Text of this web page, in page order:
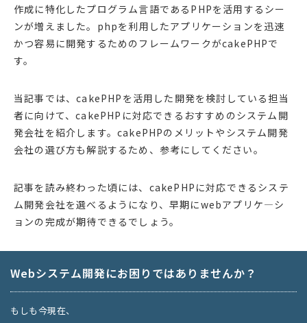
作成に特化したプログラム言語であるPHPを活用するシー
ンが増えました。phpを利用したアプリケーションを迅速
かつ容易に開発するためのフレームワークがcakePHPで
す。
当記事では、cakePHPを活用した開発を検討している担当
者に向けて、cakePHPに対応できるおすすめのシステム開
発会社を紹介します。cakePHPのメリットやシステム開発
会社の選び方も解説するため、参考にしてください。
記事を読み終わった頃には、cakePHPに対応できるシステ
ム開発会社を選べるようになり、早期にwebアプリケ―シ
ョンの完成が期待できるでしょう。
Webシステム開発にお困りではありませんか？
もしも今現在、